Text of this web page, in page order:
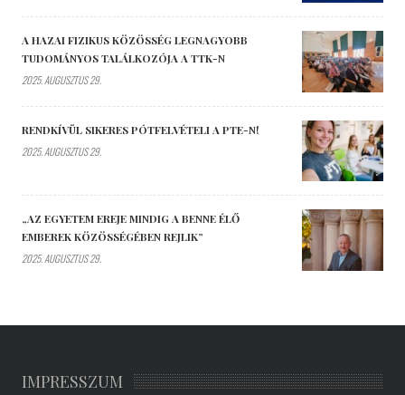
A HAZAI FIZIKUS KÖZÖSSÉG LEGNAGYOBB
TUDOMÁNYOS TALÁLKOZÓJA A TTK-N
2025. AUGUSZTUS 29.
RENDKÍVÜL SIKERES PÓTFELVÉTELI A PTE-N!
2025. AUGUSZTUS 29.
„AZ EGYETEM EREJE MINDIG A BENNE ÉLŐ
EMBEREK KÖZÖSSÉGÉBEN REJLIK”
2025. AUGUSZTUS 29.
IMPRESSZUM